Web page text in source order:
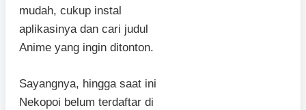
mudah, cukup instal
aplikasinya dan cari judul
Anime yang ingin ditonton.
Sayangnya, hingga saat ini
Nekopoi belum terdaftar di